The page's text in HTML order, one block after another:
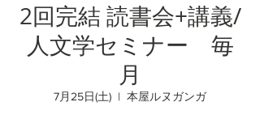
2回完結 読書会+講義/
人文学セミナー 毎
月
7月25日(土)
  |
本屋ルヌガンガ